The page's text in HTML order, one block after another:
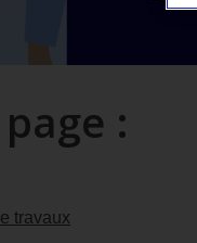
:
travaux